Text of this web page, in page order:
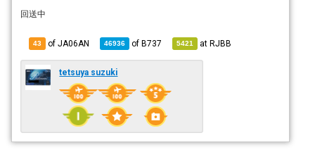
回送中
43 of JA06AN 46936 ofB737 5421 atRJBB
tetsuya suzuki